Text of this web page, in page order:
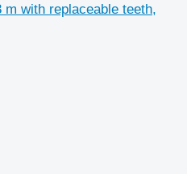
with replaceable teeth,